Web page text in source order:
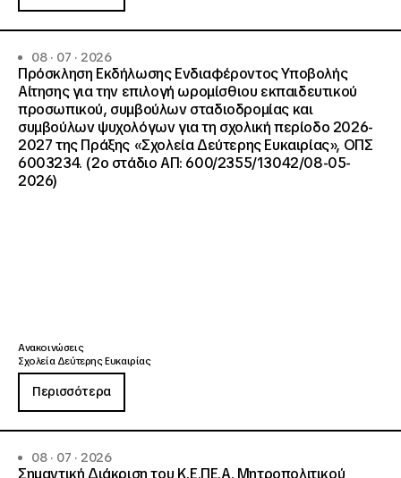
08 · 07 · 2026
Πρόσκληση Εκδήλωσης Ενδιαφέροντος Υποβολής
Αίτησης για την επιλογή ωρομίσθιου εκπαιδευτικού
προσωπικού, συμβούλων σταδιοδρομίας και
συμβούλων ψυχολόγων για τη σχολική περίοδο 2026-
2027 της Πράξης «Σχολεία Δεύτερης Ευκαιρίας», ΟΠΣ
6003234. (2ο στάδιο ΑΠ: 600/2355/13042/08-05-
2026)
Ανακοινώσεις
Σχολεία Δεύτερης Ευκαιρίας
Περισσότερα
08 · 07 · 2026
Σημαντική Διάκριση του Κ.Ε.ΠΕ.Α. Μητροπολιτικού